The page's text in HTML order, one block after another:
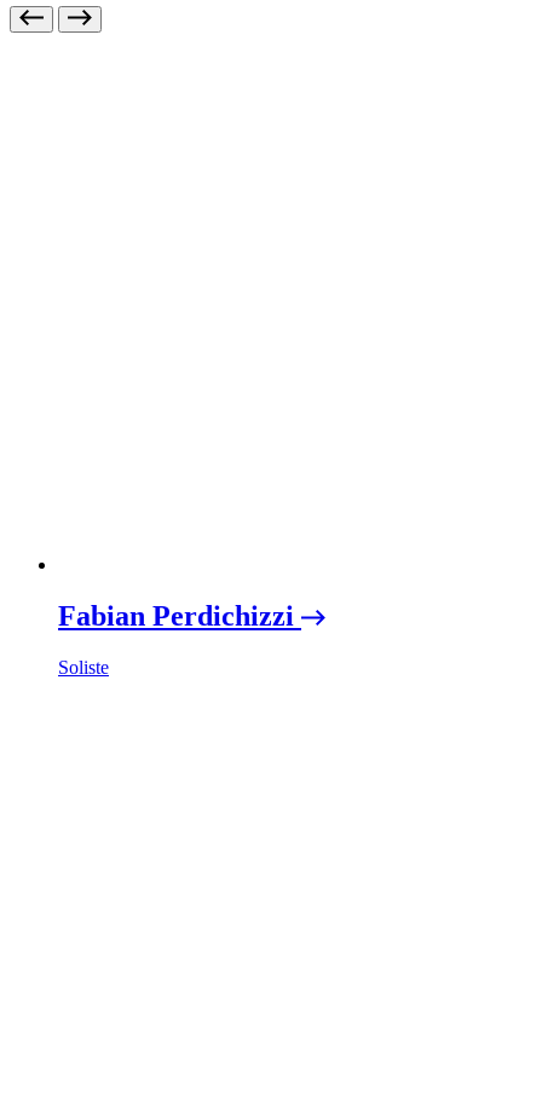
Fabian Perdichizzi
Soliste